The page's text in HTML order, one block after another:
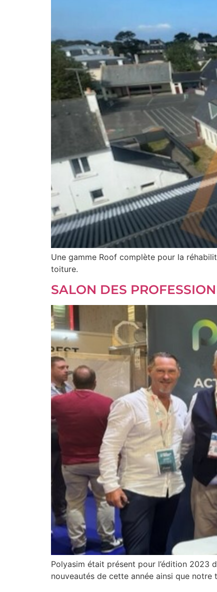
Une gamme Roof complète pour la
toiture.
SALON DES
Polyasim était présent pour l’édition 2023
nouveautés de cette année ainsi que